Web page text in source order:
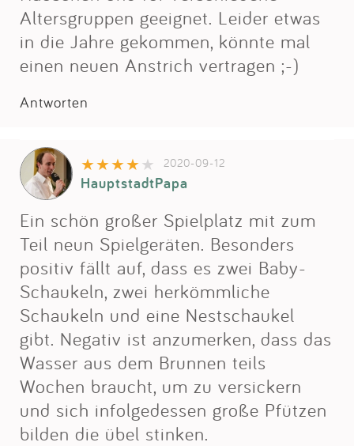
Impressum
Altersgruppen geeignet. Leider etwas
in die Jahre gekommen, könnte mal
einen neuen Anstrich vertragen ;-)
Antworten
2020-09-12
HauptstadtPapa
Ein schön großer Spielplatz mit zum
Teil neun Spielgeräten. Besonders
positiv fällt auf, dass es zwei Baby-
Schaukeln, zwei herkömmliche
Schaukeln und eine Nestschaukel
gibt. Negativ ist anzumerken, dass das
Wasser aus dem Brunnen teils
Wochen braucht, um zu versickern
und sich infolgedessen große Pfützen
bilden die übel stinken.